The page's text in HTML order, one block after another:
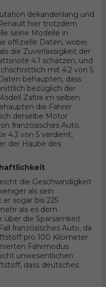
dekandenlang und
hier trotzdem
seine Modelle in
offizielle Daten, wobei
die Zuverlässigkeit der
4.1 schätzen, und
mit 4.2 von 5
behaupten, dass
bezüglich der
Zafira im selben
die Fahrer
derselbe Motor
französisches Auto,
4.3 von 5 verdient,
der Haube des
die Geschwindigkeit
als sein
sogar bis 225
als es dem
über die Sparsamkeit
französisches Auto, da
pro 100 Kilometer
Fahrmodus
unwesentlichen
dass deutsches